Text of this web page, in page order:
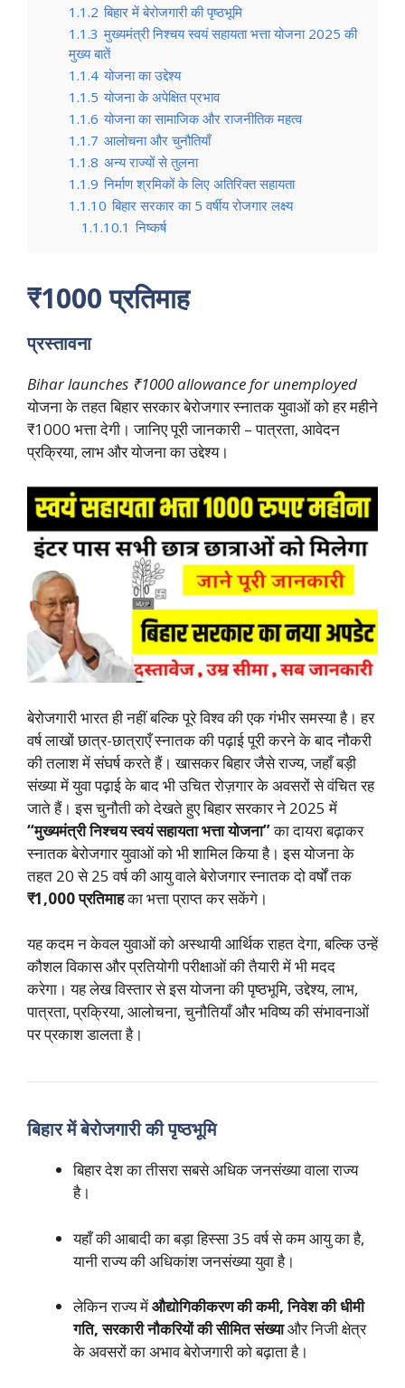
1.1.2 बिहार में बेरोजगारी की पृष्ठभूमि
1.1.3 मुख्यमंत्री निश्चय स्वयं सहायता भत्ता योजना 2025 की
मुख्य बातें
1.1.4 योजना का उद्देश्य
1.1.5 योजना के अपेक्षित प्रभाव
1.1.6 योजना का सामाजिक और राजनीतिक महत्व
1.1.7 आलोचना और चुनौतियाँ
1.1.8 अन्य राज्यों से तुलना
1.1.9 निर्माण श्रमिकों के लिए अतिरिक्त सहायता
1.1.10 बिहार सरकार का 5 वर्षीय रोजगार लक्ष्य
1.1.10.1 निष्कर्ष
₹1000 प्रतिमाह
प्रस्तावना
Bihar launches ₹1000 allowance for unemployed
योजना के तहत बिहार सरकार बेरोजगार स्नातक युवाओं को हर महीने
₹1000 भत्ता देगी। जानिए पूरी जानकारी – पात्रता, आवेदन
प्रक्रिया, लाभ और योजना का उद्देश्य।
बेरोजगारी भारत ही नहीं बल्कि पूरे विश्व की एक गंभीर समस्या है। हर
वर्ष लाखों छात्र-छात्राएँ स्नातक की पढ़ाई पूरी करने के बाद नौकरी
की तलाश में संघर्ष करते हैं। खासकर बिहार जैसे राज्य, जहाँ बड़ी
संख्या में युवा पढ़ाई के बाद भी उचित रोज़गार के अवसरों से वंचित रह
जाते हैं। इस चुनौती को देखते हुए बिहार सरकार ने 2025 में
“मुख्यमंत्री निश्चय स्वयं सहायता भत्ता योजना”का दायरा बढ़ाकर
स्नातक बेरोजगार युवाओं को भी शामिल किया है। इस योजना के
तहत 20 से 25 वर्ष की आयु वाले बेरोजगार स्नातक दो वर्षों तक
₹1,000 प्रतिमाहका भत्ता प्राप्त कर सकेंगे।
यह कदम न केवल युवाओं को अस्थायी आर्थिक राहत देगा, बल्कि उन्हें
कौशल विकास और प्रतियोगी परीक्षाओं की तैयारी में भी मदद
करेगा। यह लेख विस्तार से इस योजना की पृष्ठभूमि, उद्देश्य, लाभ,
पात्रता, प्रक्रिया, आलोचना, चुनौतियाँ और भविष्य की संभावनाओं
पर प्रकाश डालता है।
बिहार में बेरोजगारी की पृष्ठभूमि
बिहार देश का तीसरा सबसे अधिक जनसंख्या वाला राज्य
है।
यहाँ की आबादी का बड़ा हिस्सा 35 वर्ष से कम आयु का है,
यानी राज्य की अधिकांश जनसंख्या युवा है।
लेकिन राज्य मेंऔद्योगिकीकरण की कमी, निवेश की धीमी
गति, सरकारी नौकरियों की सीमित संख्याऔर निजी क्षेत्र
के अवसरों का अभाव बेरोजगारी को बढ़ाता है।